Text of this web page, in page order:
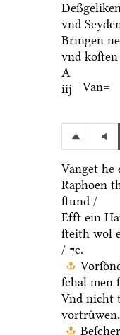
vnd
Bringen
vnd
A
iij
Van=
Vanget he
Raphoen
ſtund /
Efft ein
ſteith wol
/ ⁊c.
ſchal men
Vnd nicht
vortruͤwen.